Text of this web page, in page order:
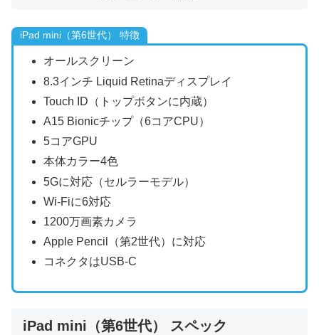
iPad mini（第6世代） 特徴
オールスクリーン
8.3インチ Liquid Retinaディスプレイ
Touch ID（トップボタンに内蔵）
A15 Bionicチップ（6コアCPU）
5コアGPU
本体カラー4色
5Gに対応（セルラーモデル）
Wi-Fiに6対応
1200万画素カメラ
Apple Pencil（第2世代）に対応
コネクタはUSB-C
iPad mini（第6世代） スペック